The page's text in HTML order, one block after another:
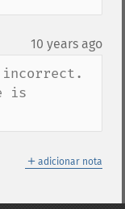
10 years ago
incorrect.
is
＋ adicionar nota